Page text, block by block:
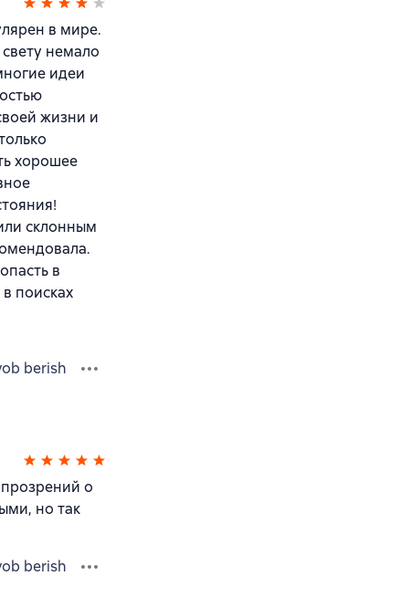
в мире.
немало
идеи
жизни и
хорошее
склонным
в
поисках
berish
о
но так
berish